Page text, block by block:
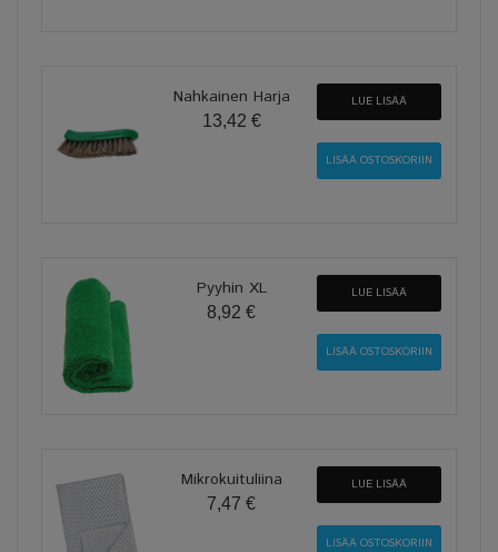
Nahkainen Harja
13,42 €
LUE LISÄÄ
Pyyhin XL
8,92 €
LUE LISÄÄ
Mikrokuituliina
7,47 €
LUE LISÄÄ